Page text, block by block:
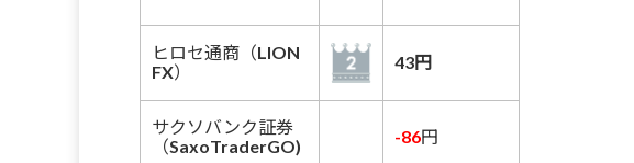
ヒロセ通商（LION
FX）
43円
サクソバンク証券
（SaxoTraderGO)
-86円